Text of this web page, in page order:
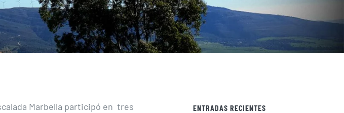
Marbella participó en tres
ENTRADAS RECIENTES